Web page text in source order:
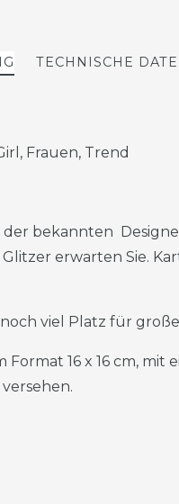
TECHNISCHE
Frauen, Trend
der bekannten
erwarten Sie.
viel Platz für
16 x 16 cm, mit